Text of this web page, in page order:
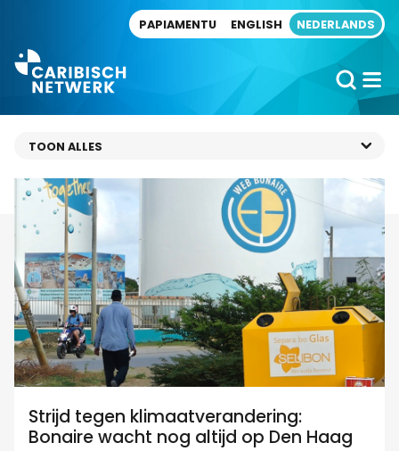
PAPIAMENTU ENGLISH NEDERLANDS
Strijd tegen klimaatverandering:
Bonaire wacht nog altijd op Den Haag